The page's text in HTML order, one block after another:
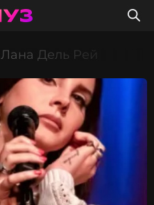
Лана Дель Рей